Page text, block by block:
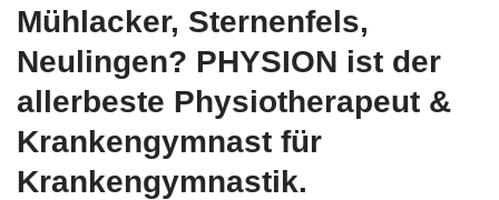
Mühlacker, Sternenfels,
Neulingen? PHYSION ist der
allerbeste Physiotherapeut &
Krankengymnast für
Krankengymnastik.